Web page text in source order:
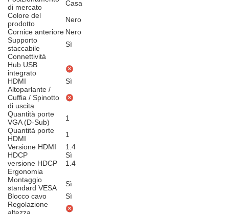
di mercato
Casa
Colore del
prodotto
Nero
Cornice anteriore Nero
Supporto
staccabile
Sì
Connettività
Hub USB
integrato
HDMI
Sì
Altoparlante /
Cuffia / Spinotto
di uscita
Quantità porte
VGA (D-Sub)
1
Quantità porte
HDMI
1
Versione HDMI
1.4
HDCP
Sì
versione HDCP
1.4
Ergonomia
Montaggio
standard VESA
Sì
Blocco cavo
Sì
Regolazione